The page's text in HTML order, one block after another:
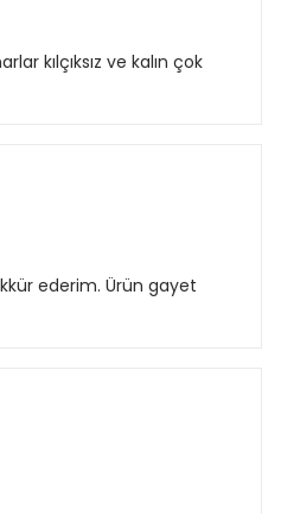
kılçıksız ve kalın çok
ederim. Ürün gayet